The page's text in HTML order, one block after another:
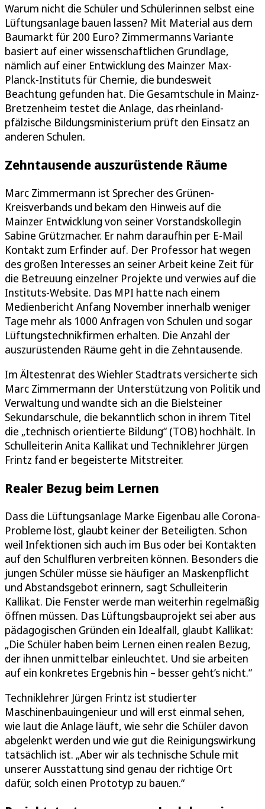
Warum nicht die Schüler und Schülerinnen selbst eine
Lüftungsanlage bauen lassen? Mit Material aus dem
Baumarkt für 200 Euro? Zimmermanns Variante
basiert auf einer wissenschaftlichen Grundlage,
nämlich auf einer Entwicklung des Mainzer Max-
Planck-Instituts für Chemie, die bundesweit
Beachtung gefunden hat. Die Gesamtschule in Mainz-
Bretzenheim testet die Anlage, das rheinland-
pfälzische Bildungsministerium prüft den Einsatz an
anderen Schulen.
Zehntausende auszurüstende Räume
Marc Zimmermann ist Sprecher des Grünen-
Kreisverbands und bekam den Hinweis auf die
Mainzer Entwicklung von seiner Vorstandskollegin
Sabine Grützmacher. Er nahm daraufhin per E-Mail
Kontakt zum Erfinder auf. Der Professor hat wegen
des großen Interesses an seiner Arbeit keine Zeit für
die Betreuung einzelner Projekte und verwies auf die
Instituts-Website. Das MPI hatte nach einem
Medienbericht Anfang November innerhalb weniger
Tage mehr als 1000 Anfragen von Schulen und sogar
Lüftungstechnikfirmen erhalten. Die Anzahl der
auszurüstenden Räume geht in die Zehntausende.
Im Ältestenrat des Wiehler Stadtrats versicherte sich
Marc Zimmermann der Unterstützung von Politik und
Verwaltung und wandte sich an die Bielsteiner
Sekundarschule, die bekanntlich schon in ihrem Titel
die „technisch orientierte Bildung“ (TOB) hochhält. In
Schulleiterin Anita Kallikat und Techniklehrer Jürgen
Frintz fand er begeisterte Mitstreiter.
Realer Bezug beim Lernen
Dass die Lüftungsanlage Marke Eigenbau alle Corona-
Probleme löst, glaubt keiner der Beteiligten. Schon
weil Infektionen sich auch im Bus oder bei Kontakten
auf den Schulfluren verbreiten können. Besonders die
jungen Schüler müsse sie häufiger an Maskenpflicht
und Abstandsgebot erinnern, sagt Schulleiterin
Kallikat. Die Fenster werde man weiterhin regelmäßig
öffnen müssen. Das Lüftungsbauprojekt sei aber aus
pädagogischen Gründen ein Idealfall, glaubt Kallikat:
„Die Schüler haben beim Lernen einen realen Bezug,
der ihnen unmittelbar einleuchtet. Und sie arbeiten
auf ein konkretes Ergebnis hin – besser geht’s nicht.“
Techniklehrer Jürgen Frintz ist studierter
Maschinenbauingenieur und will erst einmal sehen,
wie laut die Anlage läuft, wie sehr die Schüler davon
abgelenkt werden und wie gut die Reinigungswirkung
tatsächlich ist. „Aber wir als technische Schule mit
unserer Ausstattung sind genau der richtige Ort
dafür, solch einen Prototyp zu bauen.“